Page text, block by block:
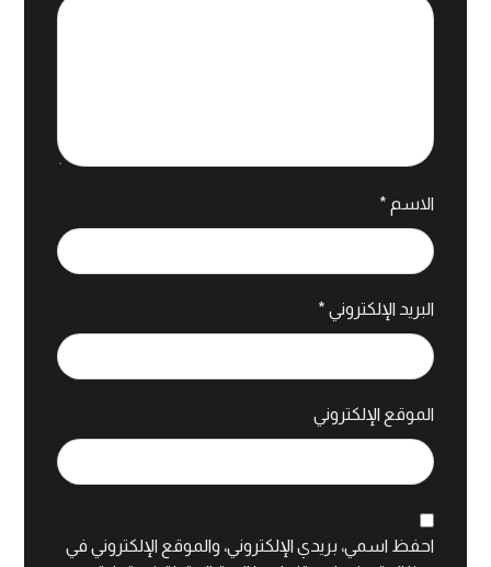
الاسم *
البريد الإلكتروني *
الموقع الإلكتروني
احفظ اسمي، بريدي الإلكتروني، والموقع الإلكتروني في